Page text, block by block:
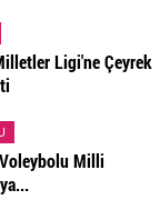
Ligi'ne Çeyrek
Milli